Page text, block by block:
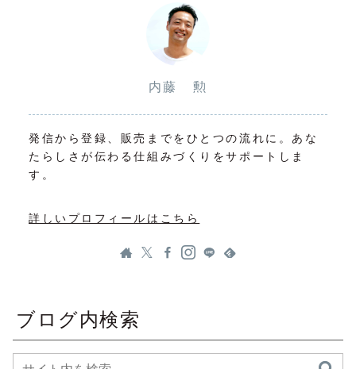
内藤 勲
発信から登録、販売までをひとつの流れに。あな
たらしさが伝わる仕組みづくりをサポートしま
す。
詳しいプロフィールはこちら
ブログ内検索